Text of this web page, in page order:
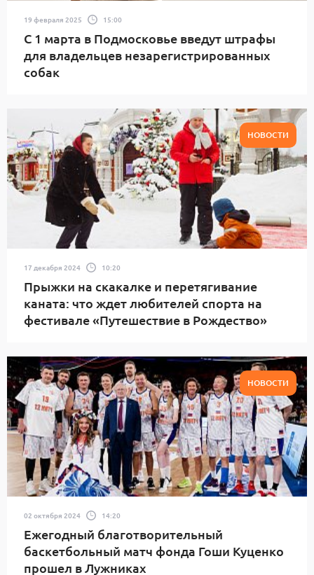
19 февраля 2025 15:00
С 1 марта в Подмосковье введут штрафы
для владельцев незарегистрированных
собак
НОВОСТИ
17 декабря 2024 10:20
Прыжки на скакалке и перетягивание
каната: что ждет любителей спорта на
фестивале «Путешествие в Рождество»
НОВОСТИ
02 октября 2024 14:20
Ежегодный благотворительный
баскетбольный матч фонда Гоши Куценко
прошел в Лужниках